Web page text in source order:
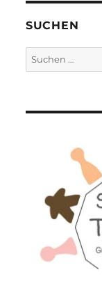
SUCHEN
Suchen
nach: